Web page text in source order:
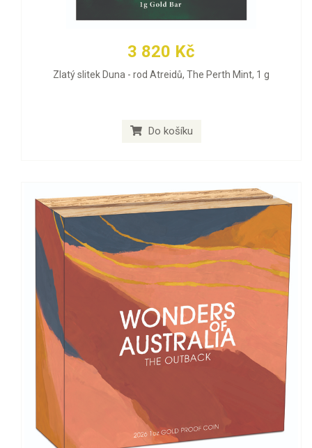
3 820 Kč
Zlatý slitek Duna - rod Atreidů, The Perth Mint, 1 g
Do košíku